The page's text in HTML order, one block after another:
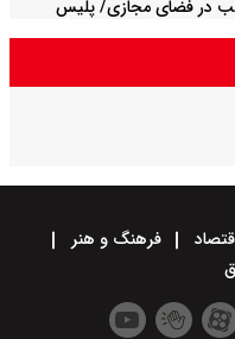
در فضای مجازی/ پلیس
فرهنگ و هنر